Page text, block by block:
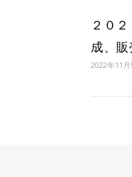
２０
成、販
2022年11月